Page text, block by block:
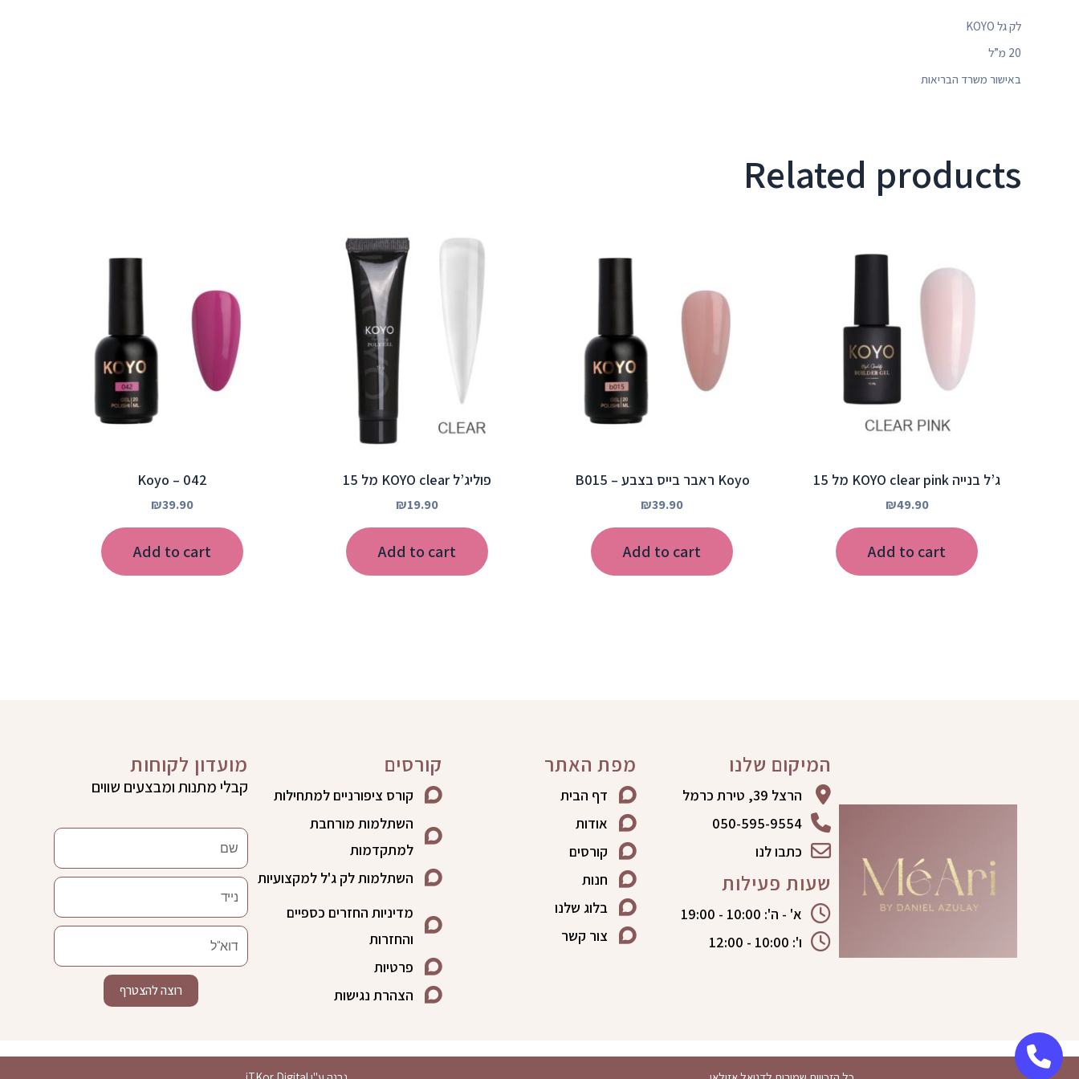
לקגל
20 מ”ל
באישור משרד הבריאות
Related products
ג’ל בנייה KOYO clear pink מל 15
₪49.90
Add to cart
Koyo ראבר בייס בצבע – B015
₪39.90
Add to cart
פוליג’ל KOYO clear מל 15
₪19.90
Add to cart
Koyo – 042
₪39.90
Add to cart
המיקום שלנו
הרצל 39, טירת כרמל
050-595-9554
כתבו לנו
שעות פעילות
א' - ה': 10:00 - 19:00
ו': 10:00 - 12:00
מפת האתר
דף הבית
אודות
קורסים
חנות
בלוג שלנו
צור קשר
קורסים
קורס ציפורניים למתחילות
השתלמות מורחבת
למתקדמות
השתלמות לק ג'ל למקצועיות
מדיניות החזרים כספיים
והחזרות
פרטיות
הצהרת נגישות
מועדון לקוחות
קבלי מתנות ומבצעים שווים
שם
נייד
דוא"ל
רוצה להצטרף